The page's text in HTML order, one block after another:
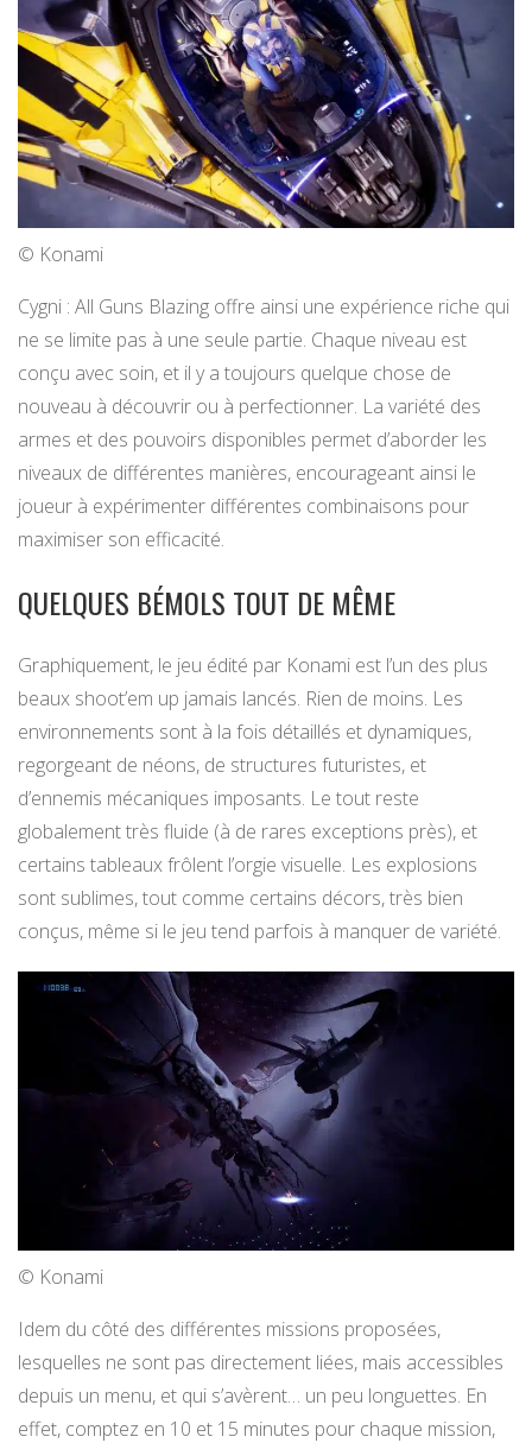
© Konami
Cygni : All Guns Blazing offre ainsi une expérience riche qui
ne se limite pas à une seule partie. Chaque niveau est
conçu avec soin, et il y a toujours quelque chose de
nouveau à découvrir ou à perfectionner. La variété des
armes et des pouvoirs disponibles permet d’aborder les
niveaux de différentes manières, encourageant ainsi le
joueur à expérimenter différentes combinaisons pour
maximiser son efficacité.
QUELQUES BÉMOLS TOUT DE MÊME
Graphiquement, le jeu édité par Konami est l’un des plus
beaux shoot’em up jamais lancés. Rien de moins. Les
environnements sont à la fois détaillés et dynamiques,
regorgeant de néons, de structures futuristes, et
d’ennemis mécaniques imposants. Le tout reste
globalement très fluide (à de rares exceptions près), et
certains tableaux frôlent l’orgie visuelle. Les explosions
sont sublimes, tout comme certains décors, très bien
conçus, même si le jeu tend parfois à manquer de variété.
© Konami
Idem du côté des différentes missions proposées,
lesquelles ne sont pas directement liées, mais accessibles
depuis un menu, et qui s’avèrent… un peu longuettes. En
effet, comptez en 10 et 15 minutes pour chaque mission,